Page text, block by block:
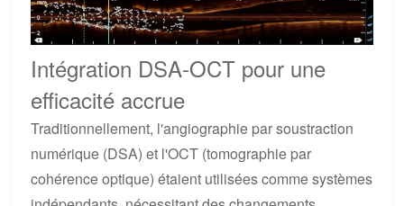
Intégration DSA-OCT pour une
efficacité accrue
Traditionnellement, l'angiographie par soustraction
numérique (DSA) et l'OCT (tomographie par
cohérence optique) étaient utilisées comme systèmes